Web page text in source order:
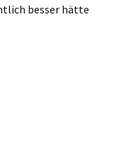
besser hätte